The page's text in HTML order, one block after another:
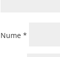
Nume *